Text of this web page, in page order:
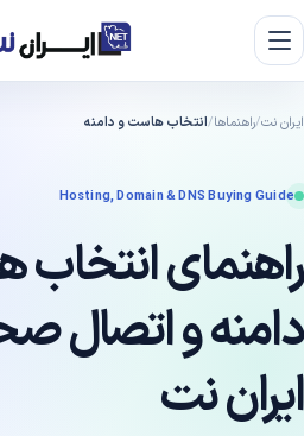
ایران نت راهنماها انتخاب هاست و دامنه
Hosting, Domain & DNS Buying Guide
راهنمای
دامنه و اتصال
ایران نت